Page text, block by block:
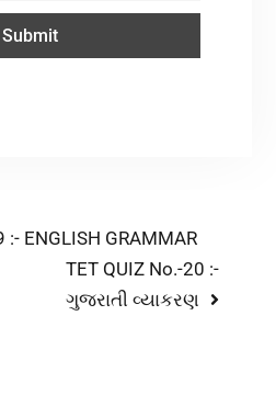
:- ENGLISH GRAMMAR
TET QUIZ No.-20 :-
ગુજરાતી વ્યાકરણ